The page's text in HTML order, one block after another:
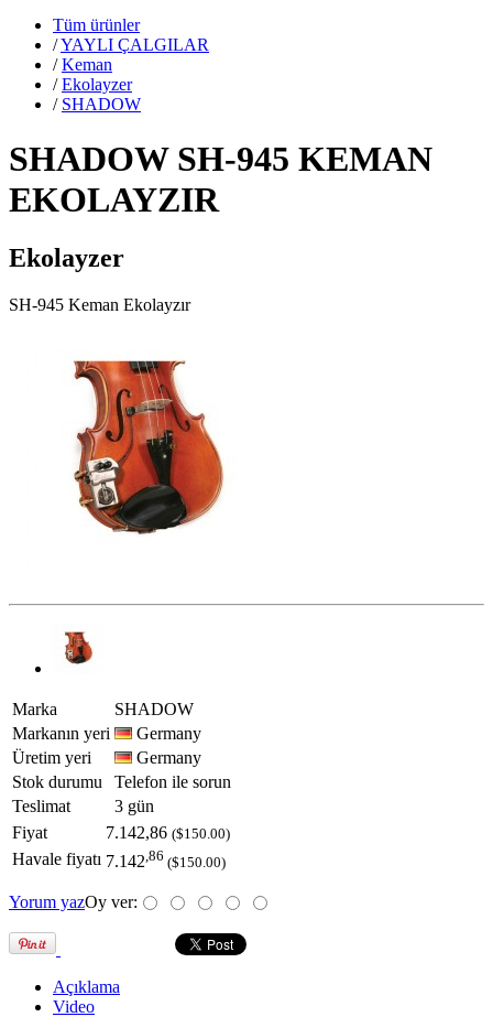
Tüm ürünler
/YAYLI ÇALGILAR
/ Keman
/ Ekolayzer
/ SHADOW
SHADOW SH-945 KEMAN
EKOLAYZIR
Ekolayzer
SH-945 Keman Ekolayzır
Marka
SHADOW
Markanın yeri
Germany
Üretim yeri
Germany
Stok durumu
Telefon ile sorun
Teslimat
3 gün
Fiyat
7.142,86 ($150.00)
Havale fiyatı 7.142,86 ($150.00)
Yorum yazOy ver:
Açıklama
Video